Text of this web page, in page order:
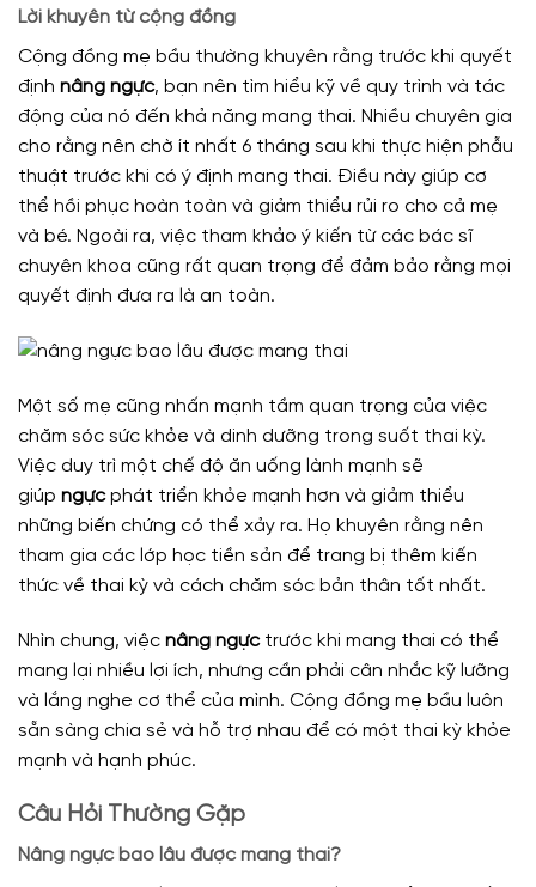
Lời khuyên từ cộng đồng
Cộng đồng mẹ bầu thường khuyên rằng trước khi quyết
định nâng ngực, bạn nên tìm hiểu kỹ về quy trình và tác
động của nó đến khả năng mang thai. Nhiều chuyên gia
cho rằng nên chờ ít nhất 6 tháng sau khi thực hiện phẫu
thuật trước khi có ý định mang thai. Điều này giúp cơ
thể hồi phục hoàn toàn và giảm thiểu rủi ro cho cả mẹ
và bé. Ngoài ra, việc tham khảo ý kiến từ các bác sĩ
chuyên khoa cũng rất quan trọng để đảm bảo rằng mọi
quyết định đưa ra là an toàn.
Một số mẹ cũng nhấn mạnh tầm quan trọng của việc
chăm sóc sức khỏe và dinh dưỡng trong suốt thai kỳ.
Việc duy trì một chế độ ăn uống lành mạnh sẽ
giúp ngựcphát triển khỏe mạnh hơn và giảm thiểu
những biến chứng có thể xảy ra. Họ khuyên rằng nên
tham gia các lớp học tiền sản để trang bị thêm kiến
thức về thai kỳ và cách chăm sóc bản thân tốt nhất.
Nhìn chung, việc nâng ngựctrước khi mang thai có thể
mang lại nhiều lợi ích, nhưng cần phải cân nhắc kỹ lưỡng
và lắng nghe cơ thể của mình. Cộng đồng mẹ bầu luôn
sẵn sàng chia sẻ và hỗ trợ nhau để có một thai kỳ khỏe
mạnh và hạnh phúc.
Câu Hỏi Thường Gặp
Nâng ngực bao lâu được mang thai?